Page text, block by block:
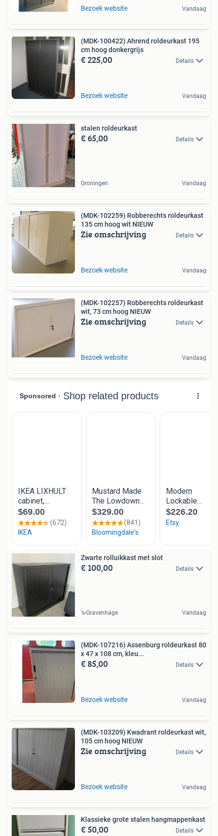
Bezoek website Vandaag
(MDK-100422) Ahrend roldeurkast 195
cm hoog donkergrijs
€ 225,00 Details
Bezoek website Vandaag
stalen roldeurkast
€ 65,00 Details
Groningen Vandaag
(MDK-102259) Robberechts roldeurkast
135 cm hoog wit NIEUW
Zie omschrijving Details
Bezoek website Vandaag
(MDK-102257) Robberechts roldeurkast
wit, 73 cm hoog NIEUW
Zie omschrijving Details
Bezoek website Vandaag
Zwarte rolluikkast met slot
€ 100,00 Details
's-Gravenhage Vandaag
(MDK-107216) Assenburg roldeurkast 80
x 47 x 108 cm, kleu...
€ 85,00 Details
Bezoek website Vandaag
(MDK-103209) Kwadrant roldeurkast wit,
105 cm hoog NIEUW
Zie omschrijving Details
Bezoek website Vandaag
Klassieke grote stalen hangmappenkast
€ 50,00 Details